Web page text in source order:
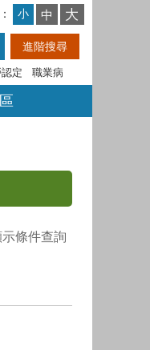
小 中 大
定 職業病
示條件查詢